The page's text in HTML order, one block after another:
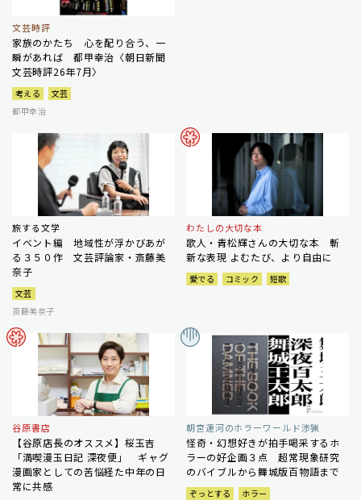
文芸時評
家族のかたち 心を配り合う、一
瞬があれば 都甲幸治〈朝日新聞
文芸時評26年7月〉
考える
文芸
都甲幸治
旅する文学
イベント編 地域性が浮かびあが
る３５０作 文芸評論家・斎藤美
奈子
文芸
斎藤美奈子
わたしの大切な本
歌人・青松輝さんの大切な本 斬
新な表現 よむたび、より自由に
愛でる コミック 短歌
谷原書店
【谷原店長のオススメ】桜玉吉
「満喫漫玉日記 深夜便」 ギャグ
漫画家としての苦悩経た中年の日
常に共感
朝宮運河のホラーワールド渉猟
怪奇・幻想好きが拍手喝采するホ
ラーの好企画３点 超常現象研究
のバイブルから舞城版百物語まで
ぞっとする
ホラー